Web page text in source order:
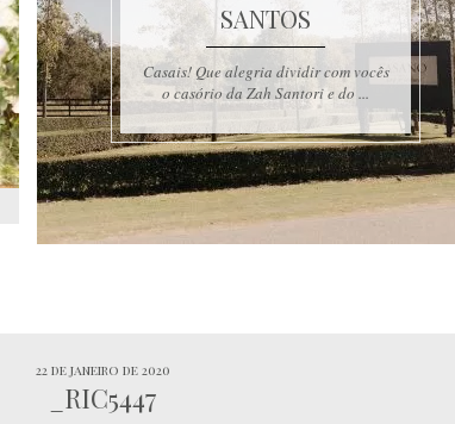
SANTOS
Casais! Que alegria dividir com vocês
o casório da Zah Santori e do ...
22 de janeiro de 2020
_RIC5447